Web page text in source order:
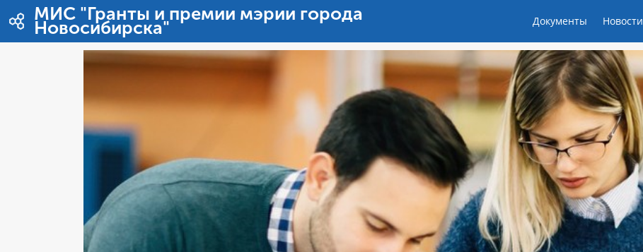
跳转到内容МИС "Гранты и премии мэрии города
Новосибирска" Документы Новости